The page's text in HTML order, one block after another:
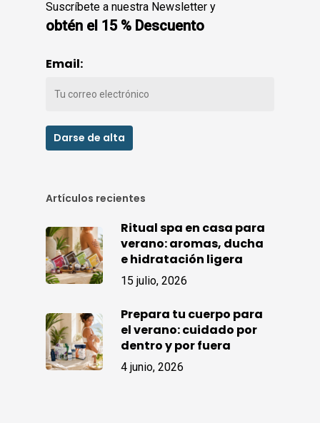
Suscríbete a nuestra Newsletter y
obtén el 15 % Descuento
Email:
Artículos recientes
Ritual spa en casa para
verano: aromas, ducha
e hidratación ligera
15 julio, 2026
Prepara tu cuerpo para
el verano: cuidado por
dentro y por fuera
4 junio, 2026